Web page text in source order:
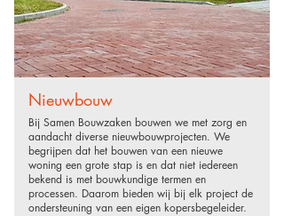
Nieuwbouw
Bij Samen Bouwzaken bouwen we met zorg en
aandacht diverse nieuwbouwprojecten. We
begrijpen dat het bouwen van een nieuwe
woning een grote stap is en dat niet iedereen
bekend is met bouwkundige termen en
processen. Daarom bieden wij bij elk project de
ondersteuning van een eigen kopersbegeleider.